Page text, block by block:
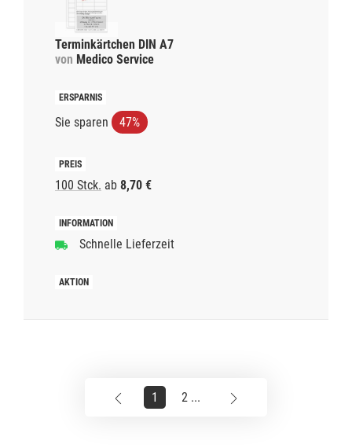
Terminkärtchen DIN A7
von Medico Service
Sie sparen 47%
100 Stck. ab 8,70 €
Schnelle Lieferzeit
1 2 ...